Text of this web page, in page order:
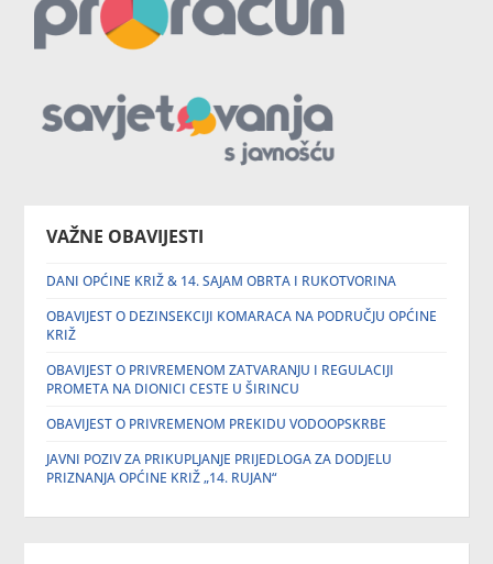
VAŽNE OBAVIJESTI
DANI OPĆINE KRIŽ & 14. SAJAM OBRTA I RUKOTVORINA
OBAVIJEST O DEZINSEKCIJI KOMARACA NA PODRUČJU OPĆINE
KRIŽ
OBAVIJEST O PRIVREMENOM ZATVARANJU I REGULACIJI
PROMETA NA DIONICI CESTE U ŠIRINCU
OBAVIJEST O PRIVREMENOM PREKIDU VODOOPSKRBE
JAVNI POZIV ZA PRIKUPLJANJE PRIJEDLOGA ZA DODJELU
PRIZNANJA OPĆINE KRIŽ „14. RUJAN“